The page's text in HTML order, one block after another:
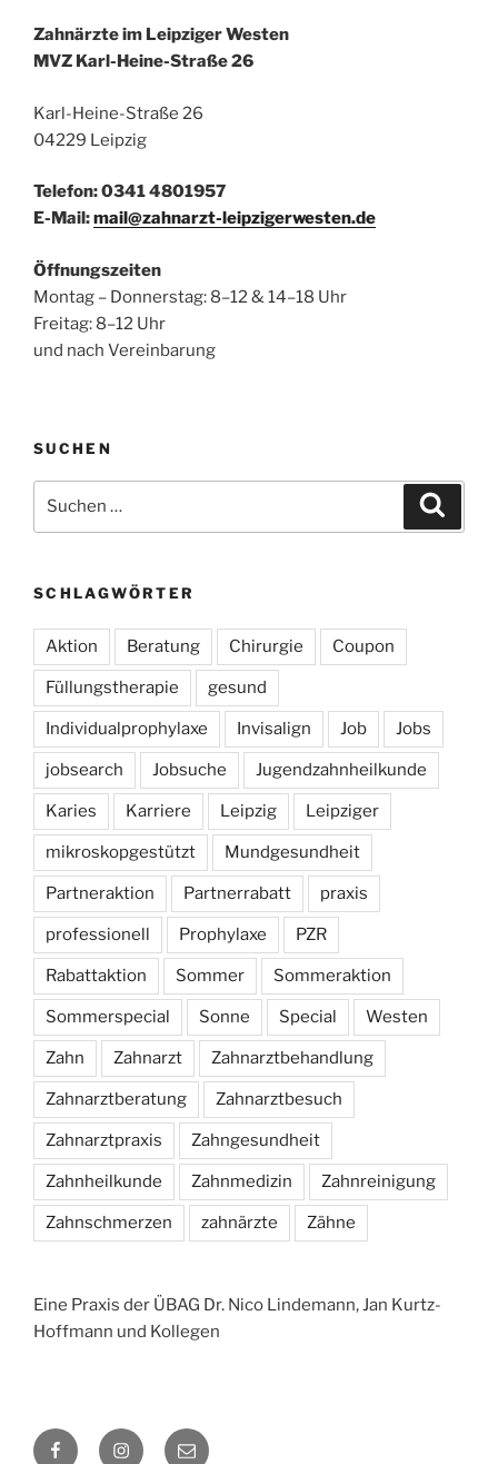
Zahnärzte im Leipziger Westen
MVZ Karl-Heine-Straße 26
Karl-Heine-Straße 26
04229 Leipzig
Telefon: 0341 4801957
E-Mail:mail@zahnarzt-leipzigerwesten.de
Öffnungszeiten
Montag – Donnerstag: 8–12 & 14–18 Uhr
Freitag: 8–12 Uhr
und nach Vereinbarung
SUCHEN
nach:
SCHLAGWÖRTER
Aktion Beratung Chirurgie Coupon
Füllungstherapie gesund
Individualprophylaxe Invisalign Job Jobs
jobsearch Jobsuche Jugendzahnheilkunde
Karies Karriere Leipzig Leipziger
mikroskopgestützt Mundgesundheit
Partneraktion Partnerrabatt praxis
professionell Prophylaxe PZR
Rabattaktion Sommer Sommeraktion
Sommerspecial Sonne Special Westen
Zahn Zahnarzt Zahnarztbehandlung
Zahnarztberatung Zahnarztbesuch
Zahnarztpraxis Zahngesundheit
Zahnheilkunde Zahnmedizin Zahnreinigung
Zahnschmerzen zahnärzte Zähne
Eine Praxis der ÜBAG Dr. Nico Lindemann, Jan Kurtz-
Hoffmann und Kollegen
FacebookInstagram
E-